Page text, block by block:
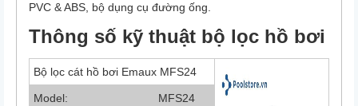
PVC & ABS, bộ dụng cụ đường ống.
Thông số kỹ thuật bộ lọc hồ bơi
Bộ lọc cát hồ bơi Emaux MFS24
Model: MFS24